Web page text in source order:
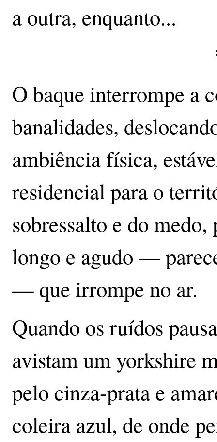
a outra, enquanto...
O baque interrompe a
banalidades,
ambiência física,
residencial para o
sobressalto e do
longo e agudo —
— que irrompe no ar.
Quando os ruídos
avistam um yorkshire
pelo cinza-prata e
coleira azul, de onde